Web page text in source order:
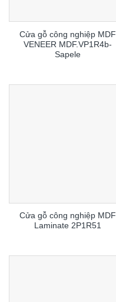
Cửa gỗ công nghiệp MDF
VENEER MDF.VP1R4b-
Sapele
Cửa gỗ công nghiệp MDF
Laminate 2P1R51